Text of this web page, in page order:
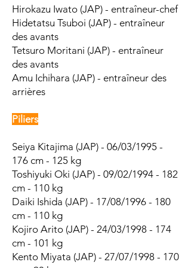
Hirokazu Iwato (JAP) - entraîneur-chef
Hidetatsu Tsuboi (JAP) - entraîneur
des avants
Tetsuro Moritani (JAP) - entraîneur
des avants
Amu Ichihara (JAP) - entraîneur des
arrières
Piliers
Seiya Kitajima (JAP) - 06/03/1995 -
176 cm - 125 kg
Toshiyuki Oki (JAP) - 09/02/1994 - 182
cm - 110 kg
Daiki Ishida (JAP) - 17/08/1996 - 180
cm - 110 kg
Kojiro Arito (JAP) - 24/03/1998 - 174
cm - 101 kg
Kento Miyata (JAP) - 27/07/1998 - 170